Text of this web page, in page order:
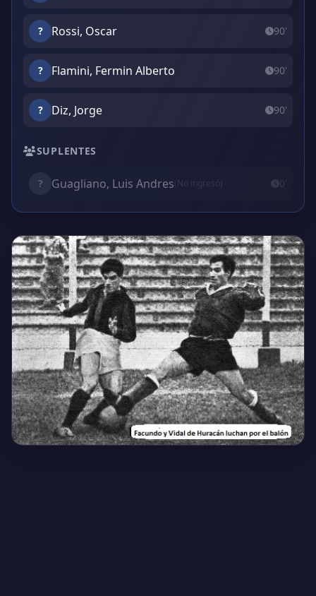
? Rossi, Oscar 90'
? Flamini, Fermin Alberto 90'
? Diz, Jorge 90'
SUPLENTES
? Guagliano, Luis Andres(No ingresó) 0'